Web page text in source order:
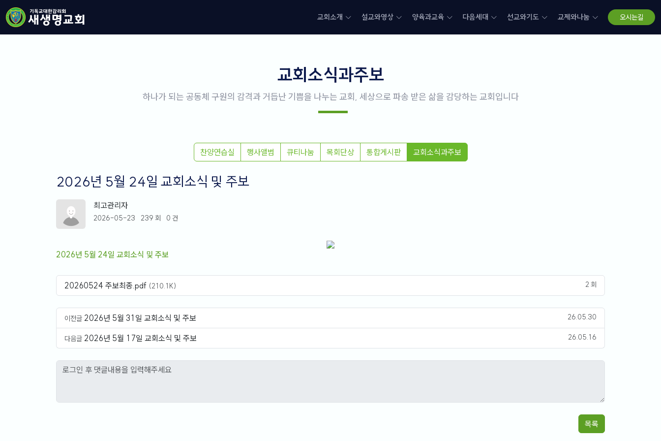
교회소개 설교와영상 양육과교육 다음세대 선교와기도 교제와나눔 오시는길
교회소식과주보
하나가 되는 공동체 구원의 감격과 거듭난 기쁨을 나누는 교회, 세상으로 파송 받은 삶을 감당하는 교회입니다
찬양연습실 행사앨범 큐티나눔 목회단상 통합게시판 교회소식과주보
2026년 5월 24일 교회소식 및 주보
최고관리자
2026-05-23 239 회 0 건
2026년 5월 24일 교회소식 및 주보
20260524 주보최종.pdf (210.1K) 2 회
이전글 2026년 5월 31일 교회소식 및 주보 26.05.30
다음글 2026년 5월 17일 교회소식 및 주보 26.05.16
목록